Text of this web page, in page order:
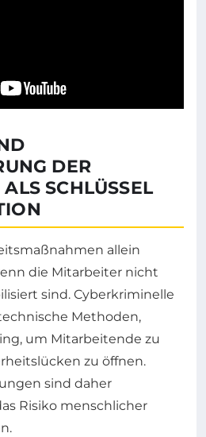
DER
SCHLÜSSEL
allein
die Mitarbeiter nicht
sind. Cyberkriminelle
Methoden,
um Mitarbeitende zu
zu öffnen.
sind daher
Risiko menschlicher